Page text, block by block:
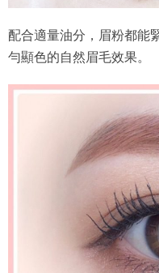
配合適量油分，眉粉都能
勻顯色的自然眉毛效果。